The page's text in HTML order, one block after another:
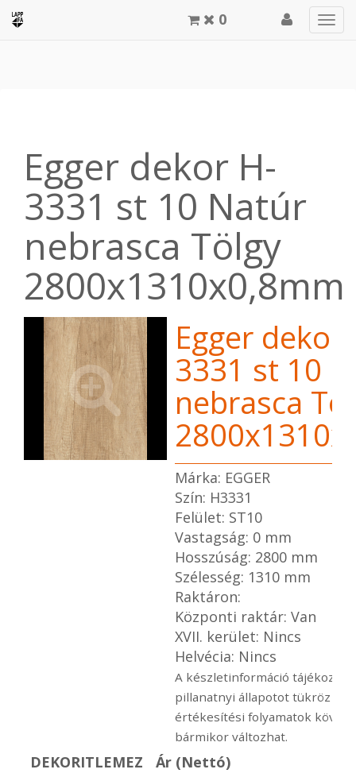
0
Egger dekor H-
3331 st 10 Natúr
nebrasca Tölgy
2800x1310x0,8mm
Egger dekor
3331 st 10
nebrasca
Márka: EGGER
Szín: H3331
Felület: ST10
Vastagság: 0 mm
Hosszúság: 2800 mm
Szélesség: 1310 mm
Raktáron:
Központi raktár: Van
XVII. kerület: Nincs
Helvécia: Nincs
A készletinformáció
pillanatnyi állapotot tükröz
értékesítési folyamatok
bármikor változhat.
DEKORITLEMEZ Ár (Nettó)